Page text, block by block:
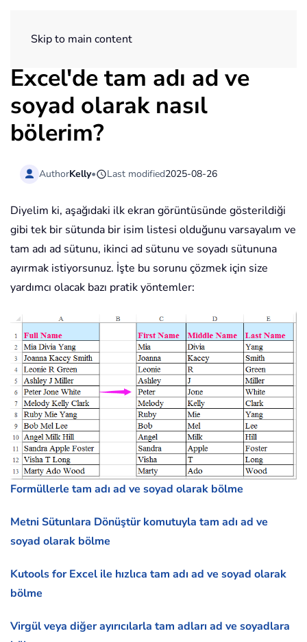
Skip to main content
Excel'de tam adı ad ve
soyad olarak nasıl
bölerim?
AuthorKelly• Last modified2025-08-26
Diyelim ki, aşağıdaki ilk ekran görüntüsünde gösterildiği
gibi tek bir sütunda bir isim listesi olduğunu varsayalım ve
tam adı ad sütunu, ikinci ad sütunu ve soyadı sütununa
ayırmak istiyorsunuz. İşte bu sorunu çözmek için size
yardımcı olacak bazı pratik yöntemler:
Formüllerle tam adı ad ve soyad olarak bölme
Metni Sütunlara Dönüştür komutuyla tam adı ad ve
soyad olarak bölme
Kutools for Excel ile hızlıca tam adı ad ve soyad olarak
bölme
Virgül veya diğer ayırıcılarla tam adları ad ve soyadlara